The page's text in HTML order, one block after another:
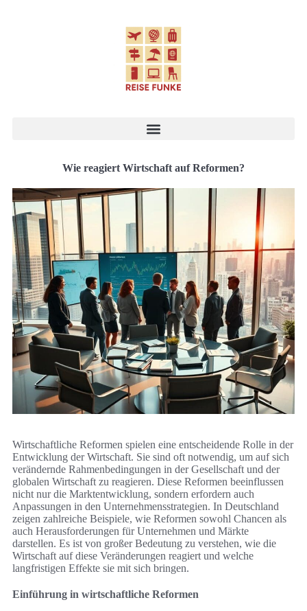
Wie reagiert Wirtschaft auf Reformen?
Wirtschaftliche Reformen spielen eine entscheidende Rolle in der
Entwicklung der Wirtschaft. Sie sind oft notwendig, um auf sich
verändernde Rahmenbedingungen in der Gesellschaft und der
globalen Wirtschaft zu reagieren. Diese Reformen beeinflussen
nicht nur die Marktentwicklung, sondern erfordern auch
Anpassungen in den Unternehmensstrategien. In Deutschland
zeigen zahlreiche Beispiele, wie Reformen sowohl Chancen als
auch Herausforderungen für Unternehmen und Märkte
darstellen. Es ist von großer Bedeutung zu verstehen, wie die
Wirtschaft auf diese Veränderungen reagiert und welche
langfristigen Effekte sie mit sich bringen.
Einführung in wirtschaftliche Reformen